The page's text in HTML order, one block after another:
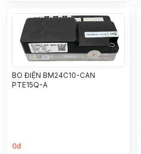
BO ĐIỆN BM24C10-CAN
PTE15Q-A
0đ